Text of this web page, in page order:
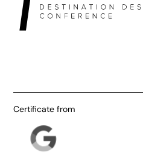
Certificate from